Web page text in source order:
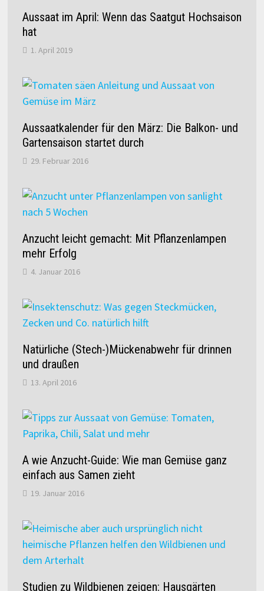
Aussaat im April: Wenn das Saatgut Hochsaison
hat
1. April 2019
Aussaatkalender für den März: Die Balkon- und
Gartensaison startet durch
29. Februar 2016
Anzucht leicht gemacht: Mit Pflanzenlampen
mehr Erfolg
4. Januar 2016
Natürliche (Stech-)Mückenabwehr für drinnen
und draußen
13. April 2016
A wie Anzucht-Guide: Wie man Gemüse ganz
einfach aus Samen zieht
19. Januar 2016
Studien zu Wildbienen zeigen: Hausgärten